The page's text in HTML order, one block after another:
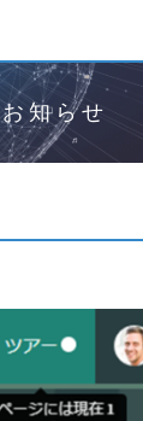
お知らせ